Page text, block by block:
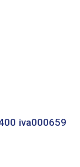
iva000659